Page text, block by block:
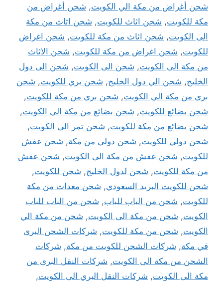
شحن أغراض من مكة الي الكويت, شحن أغراض من
مكة للكويت, شحن اثاث للكويت, شحن اثاث من مكة
الى الكويت, شحن اثاث من مكة للكويت, شحن اغراض
للكويت, شحن اغراض من مكة للكويت, شحن الاثاث
من مكة الى الكويت, شحن الى الكويت, شحن الى دول
الخليج, شحن الي دول الخليج, شحن بري للكويت, شحن
بري من مكة الي الكويت, شحن بري من مكة للكويت,
شحن بضائع للكويت, شحن بضائع من مكة الي الكويت,
شحن بضائع من مكة للكويت, شحن تمر الى الكويت,
شحن دولي للكويت, شحن دولي من مكة, شحن عفش
للكويت, شحن عفش من مكة الى الكويت, شحن عفش
من مكة للكويت, شحن لدول الخليج, شحن للكويت,
شحن للكويت البريد السعودي, شحن معدات من مكة
للكويت, شحن من الباب للباب, شحن من الباب للباب
الكويت, شحن من مكة الى الكويت, شحن من مكة الي
الكويت, شحن من مكة للكويت, شركات الشحن البرى
في مكة, شركات الشحن للكويت من مكة, شركات
الشحن من مكة الى الكويت, شركات النقل البرى من
مكة الى الكويت, شركات النقل البري الى الكويت,